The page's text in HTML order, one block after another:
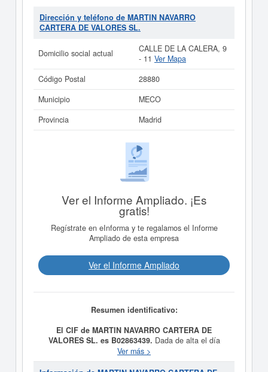
Dirección y teléfono de MARTIN NAVARRO
CARTERA DE VALORES SL.
Domicilio social actual
CALLE DE LA CALERA, 9
- 11 Ver Mapa
Código Postal
28880
Municipio
MECO
Provincia
Madrid
Ver el Informe Ampliado. ¡Es
gratis!
Regístrate en eInforma y te regalamos el Informe
Ampliado de esta empresa
Ver el Informe Ampliado
Resumen identificativo:
El CIF de MARTIN NAVARRO CARTERA DE
VALORES SL. es B02863439. Dada de alta el día
30/11/2020, la empresaMARTIN NAVARRO CARTERA
DE VALORES SL.tiene como propósito a) Actuar como
Ver más >